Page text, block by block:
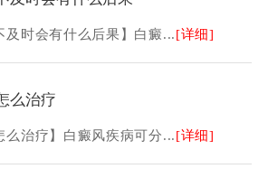
及时会有什么后果】白癜...[详细]
么治疗
么治疗】白癜风疾病可分...[详细]